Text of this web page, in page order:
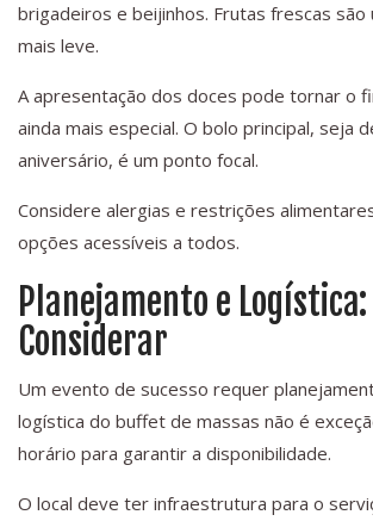
brigadeiros e beijinhos. Frutas frescas são
mais leve.
A apresentação dos doces pode tornar o
ainda mais especial. O bolo principal, seja
aniversário, é um ponto focal.
Considere alergias e restrições
opções acessíveis a todos.
Planejamento e Logística:
Considerar
Um evento de sucesso requer
logística do buffet de massas não é
horário para garantir a disponibilidade.
O local deve ter infraestrutura para o